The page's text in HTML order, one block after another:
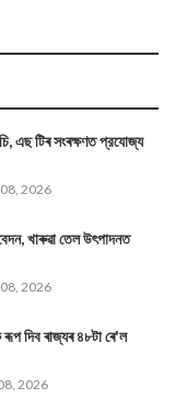
এছ টিৰ সংৰক্ষণত প্রযোজ্য
2026
খাৰুৱা তেল উৎপাদনত
2026
দিব ৰাজ্যৰ ৪৮টা ৰে'ল
2026